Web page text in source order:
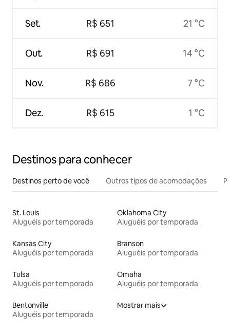
Set.
Out.
Nov.
Dez.
R$ 651
R$ 691
R$ 686
R$ 615
21 °C
14 °C
7 °C
1 °C
Destinos para conhecer
Destinos perto de você Outros tipos de acomodações
St. Louis
Aluguéis por temporada
Oklahoma City
Aluguéis por temporada
Kansas City
Aluguéis por temporada
Branson
Aluguéis por temporada
Tulsa
Aluguéis por temporada
Omaha
Aluguéis por temporada
Bentonville
Aluguéis por temporada
Mostrar mais